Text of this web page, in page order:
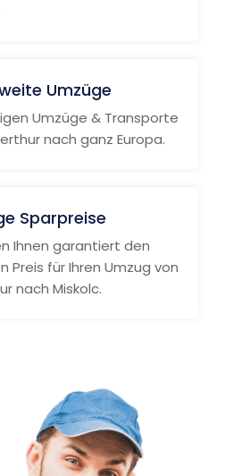
Umzüge
Umzüge & Transporte
nach ganz Europa.
Sparpreise
Ihnen garantiert den
Preis für Ihren Umzug von
nach Miskolc.